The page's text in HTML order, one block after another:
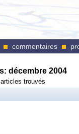
décembre 2004
trouvés
commentaires